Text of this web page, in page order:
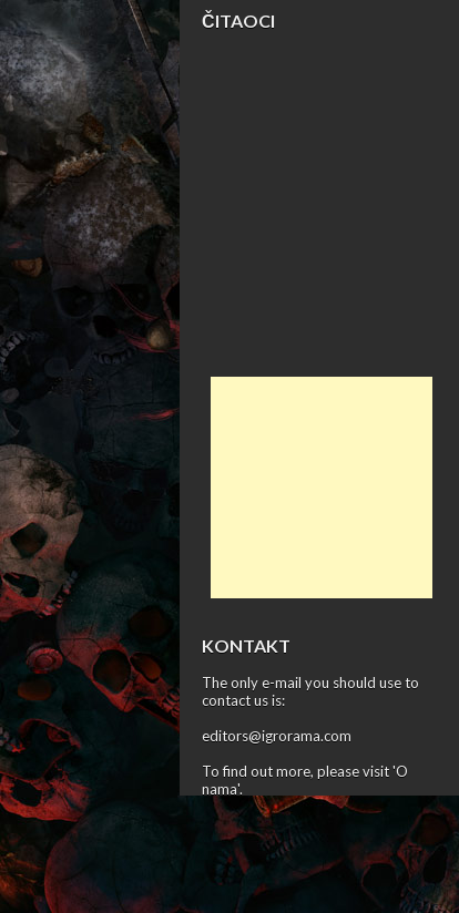
ČITAOCI
KONTAKT
The only e-mail you should use to
contact us is:
editors@igrorama.com
To find out more, please visit 'O
nama'.